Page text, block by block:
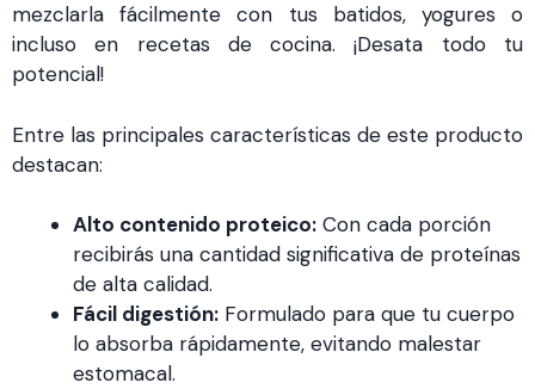
mezclarla fácilmente con tus batidos, yogures o
incluso en recetas de cocina. ¡Desata todo tu
potencial!
Entre las principales características de este producto
destacan:
Alto contenido proteico: Con cada porción
recibirás una cantidad significativa de proteínas
de alta calidad.
Fácil digestión: Formulado para que tu cuerpo
lo absorba rápidamente, evitando malestar
estomacal.